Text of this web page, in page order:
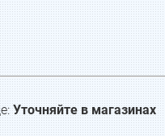
Уточняйте в магазинах